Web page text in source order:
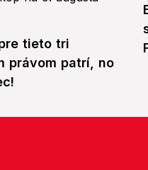
tieto tri
právom patrí, no